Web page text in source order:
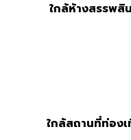
ใกล้ห้างสรรพสิ
ใกล้สถานที่ท่อง